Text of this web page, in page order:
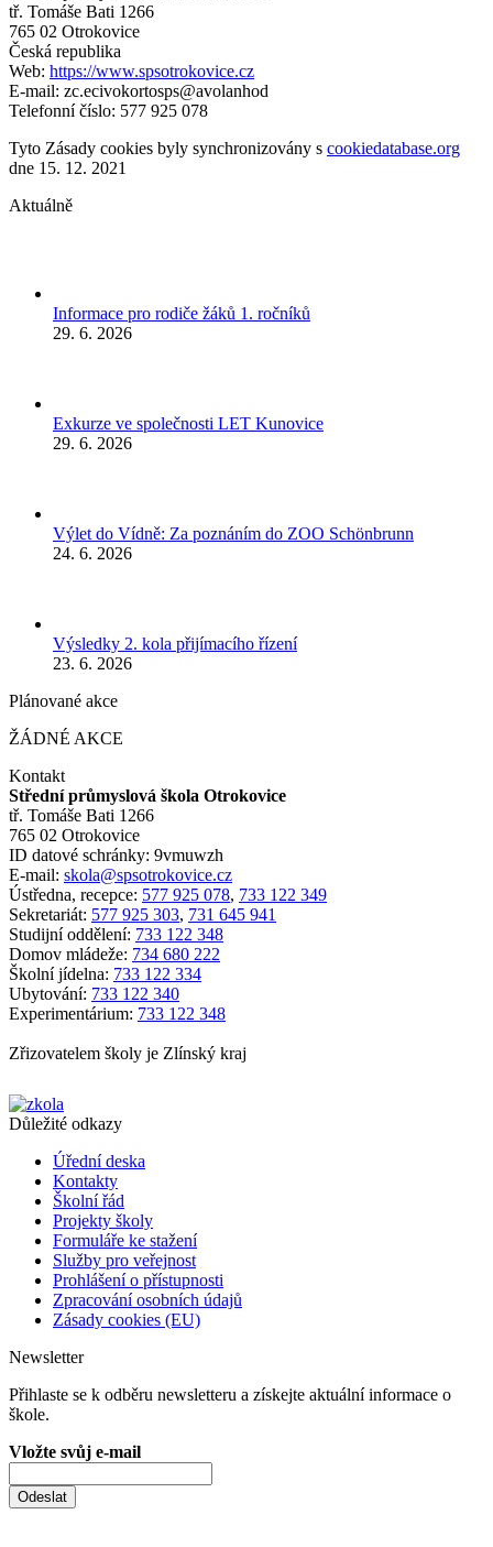
tř. Tomáše Bati 1266
765 02 Otrokovice
Česká republika
Web: https://www.spsotrokovice.cz
E-mail: zc.ecivokortosps@avolanhod
Telefonní číslo: 577 925 078
Tyto Zásady cookies byly synchronizovány s cookiedatabase.org
dne 15. 12. 2021
Aktuálně
Informace pro rodiče žáků 1. ročníků
29. 6. 2026
Exkurze ve společnosti LET Kunovice
29. 6. 2026
Výlet do Vídně: Za poznáním do ZOO Schönbrunn
24. 6. 2026
Výsledky 2. kola přijímacího řízení
23. 6. 2026
Plánované akce
ŽÁDNÉ AKCE
Kontakt
Střední průmyslová škola Otrokovice
tř. Tomáše Bati 1266
765 02 Otrokovice
ID datové schránky: 9vmuwzh
E-mail: skola@spsotrokovice.cz
Ústředna, recepce: 577 925 078, 733 122 349
Sekretariát: 577 925 303, 731 645 941
Studijní oddělení: 733 122 348
Domov mládeže: 734 680 222
Školní jídelna: 733 122 334
Ubytování: 733 122 340
Experimentárium: 733 122 348
Zřizovatelem školy je Zlínský kraj
Důležité odkazy
Úřední deska
Kontakty
Školní řád
Projekty školy
Formuláře ke stažení
Služby pro veřejnost
Prohlášení o přístupnosti
Zpracování osobních údajů
Zásady cookies (EU)
Newsletter
Přihlaste se k odběru newsletteru a získejte aktuální informace o
škole.
Vložte svůj e-mail
Odeslat